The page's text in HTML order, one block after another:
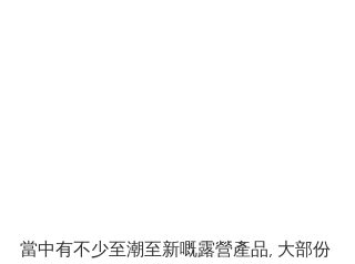
當中有不少至潮至新嘅露營產品, 大部份